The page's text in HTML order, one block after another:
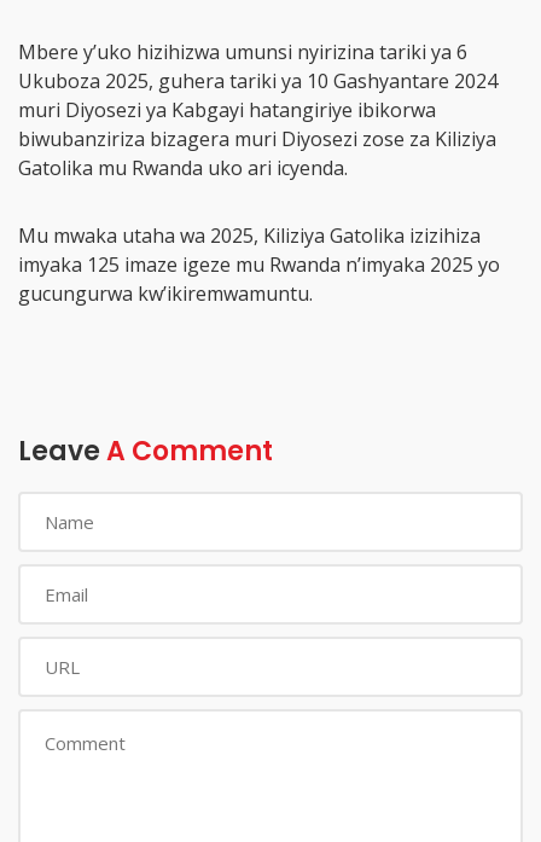
Mbere y’uko hizihizwa umunsi nyirizina tariki ya 6
Ukuboza 2025, guhera tariki ya 10 Gashyantare 2024
muri Diyosezi ya Kabgayi hatangiriye ibikorwa
biwubanziriza bizagera muri Diyosezi zose za Kiliziya
Gatolika mu Rwanda uko ari icyenda.
Mu mwaka utaha wa 2025, Kiliziya Gatolika izizihiza
imyaka 125 imaze igeze mu Rwanda n’imyaka 2025 yo
gucungurwa kw’ikiremwamuntu.
LeaveA Comment